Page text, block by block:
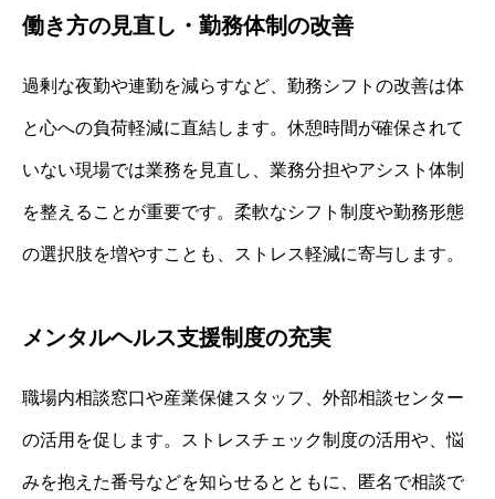
働き方の見直し・勤務体制の改善
過剰な夜勤や連勤を減らすなど、勤務シフトの改善は体
と心への負荷軽減に直結します。休憩時間が確保されて
いない現場では業務を見直し、業務分担やアシスト体制
を整えることが重要です。柔軟なシフト制度や勤務形態
の選択肢を増やすことも、ストレス軽減に寄与します。
メンタルヘルス支援制度の充実
職場内相談窓口や産業保健スタッフ、外部相談センター
の活用を促します。ストレスチェック制度の活用や、悩
みを抱えた番号などを知らせるとともに、匿名で相談で